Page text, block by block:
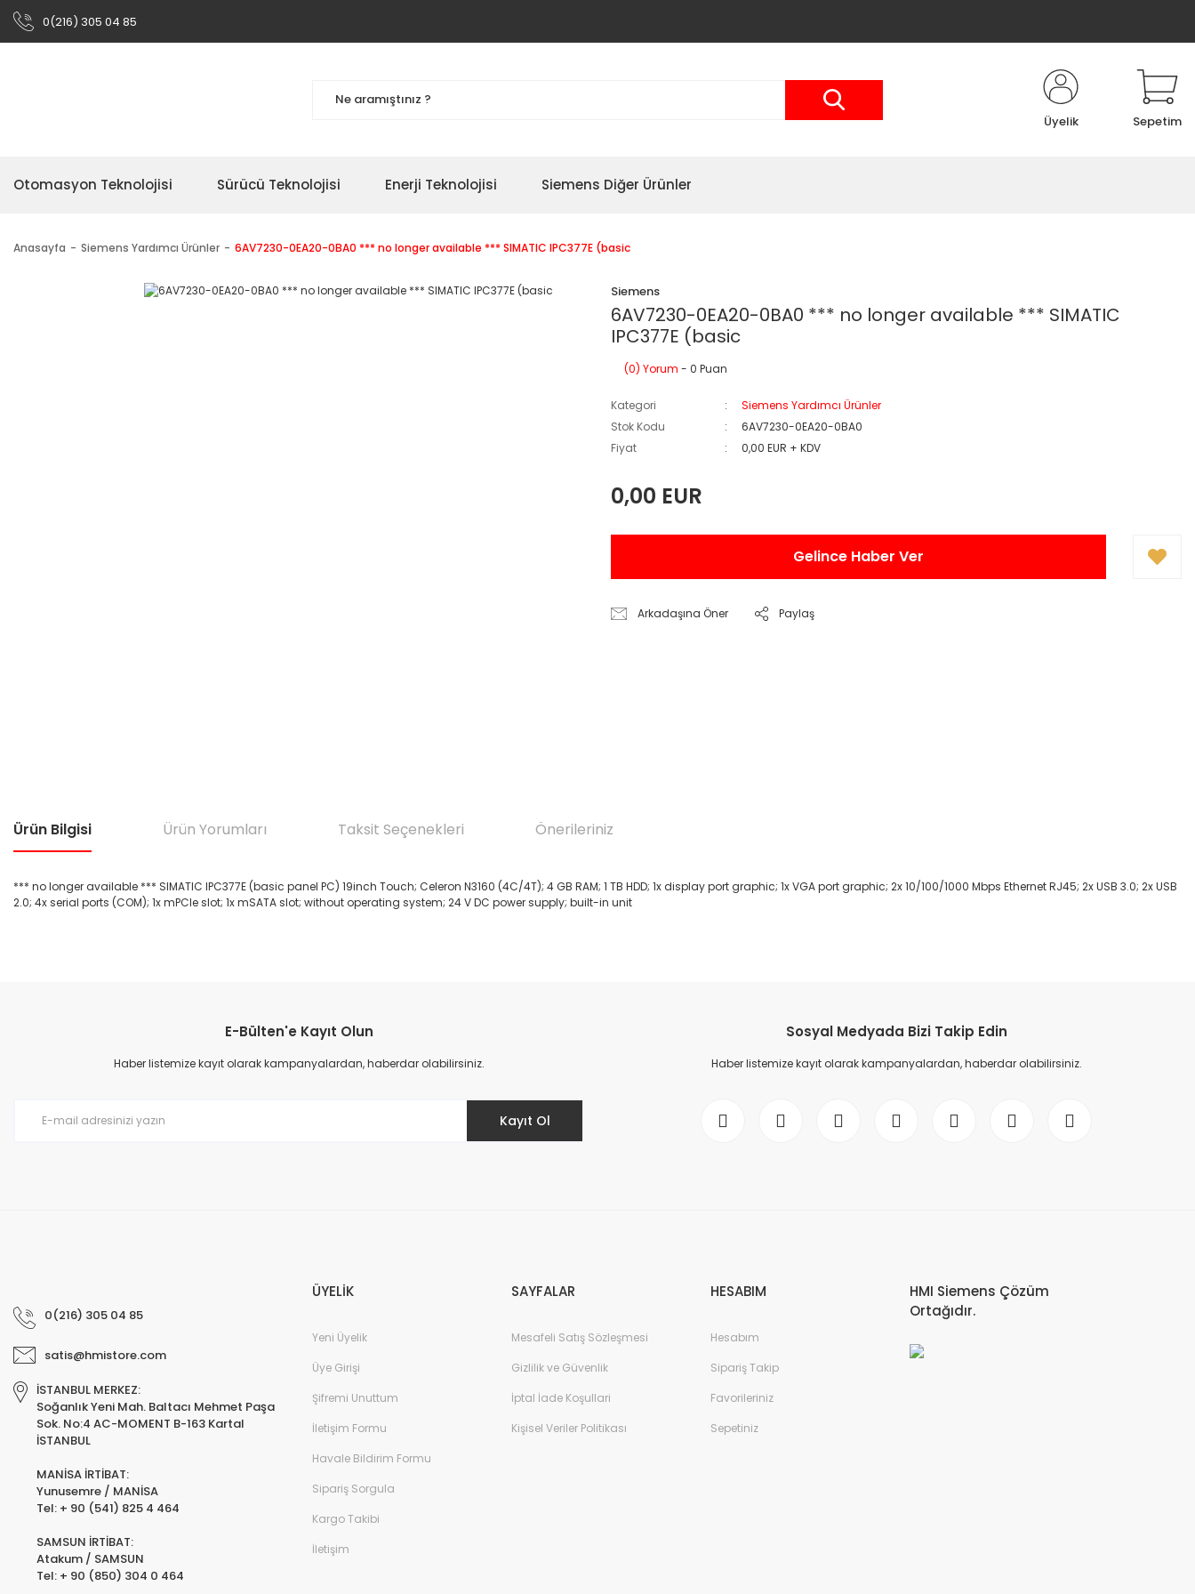
0(216) 305 04 85
Üyelik Sepetim
Otomasyon Teknolojisi Sürücü Teknolojisi Enerji Teknolojisi Siemens Diğer Ürünler
Anasayfa Siemens Yardımcı Ürünler 6AV7230-0EA20-0BA0 *** no longer available *** SIMATIC IPC377E (basic
Siemens
6AV7230-0EA20-0BA0 *** no longer available *** SIMATIC
IPC377E (basic
(0) Yorum - 0 Puan
Kategori
Siemens Yardımcı Ürünler
Stok Kodu
6AV7230-0EA20-0BA0
Fiyat
0,00 EUR + KDV
0,00 EUR
Gelince Haber Ver
Arkadaşına Öner Paylaş
Ürün Bilgisi Ürün Yorumları Taksit Seçenekleri Önerileriniz
*** no longer available *** SIMATIC IPC377E (basic panel PC) 19inch Touch; Celeron N3160 (4C/4T); 4 GB RAM; 1 TB HDD; 1x display port graphic; 1x VGA port graphic; 2x 10/100/1000 Mbps Ethernet RJ45; 2x USB 3.0; 2x USB
2.0; 4x serial ports (COM); 1x mPCIe slot; 1x mSATA slot; without operating system; 24 V DC power supply; built-in unit
Ürün resmi kalitesiz, bozuk veya görüntülenemiyor.
Ürün açıklamasında eksik bilgiler bulunuyor.
E-Bülten'e Kayıt Olun
Haber listemize kayıt olarak kampanyalardan, haberdar olabilirsiniz.
Kayıt Ol
Sosyal Medyada Bizi Takip Edin
Haber listemize kayıt olarak kampanyalardan, haberdar olabilirsiniz.
0(216) 305 04 85
satis@hmistore.com
İSTANBUL MERKEZ:
Soğanlık Yeni Mah. Baltacı Mehmet Paşa
Sok. No:4 AC-MOMENT B-163 Kartal
İSTANBUL
MANİSA İRTİBAT:
Yunusemre / MANİSA
Tel: + 90 (541) 825 4 464
SAMSUN İRTİBAT:
Atakum / SAMSUN
Tel: + 90 (850) 304 0 464
ÜYELİK
Yeni Üyelik
Üye Girişi
Şifremi Unuttum
İletişim Formu
Havale Bildirim Formu
Sipariş Sorgula
Kargo Takibi
İletişim
SAYFALAR
Mesafeli Satış Sözleşmesi
Gizlilik ve Güvenlik
İptal İade Koşullari
Kişisel Veriler Politikası
HESABIM
Hesabım
Sipariş Takip
Favorileriniz
Sepetiniz
HMI Siemens Çözüm
Ortağıdır.